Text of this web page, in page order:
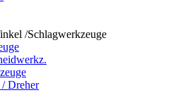
/Schlagwerkzeuge
/ Dreher